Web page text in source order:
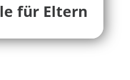
für Eltern